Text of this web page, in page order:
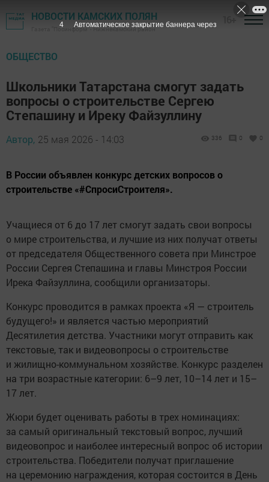
НОВОСТИ КАМСКИХ ПОЛЯН
Газета "Посинформ" - Нижнекамский район
ОБЩЕСТВО
Школьники Татарстана смогут задать
вопросы о строительстве Сергею
Степашину и Иреку Файзуллину
Автор, 25 мая 2026 - 14:03 336 0 0
В России объявлен конкурс детских вопросов о
строительстве «#СпросиСтроителя».
Учащиеся от 6 до 17 лет смогут задать свои вопросы
о мире строительства, и лучшие из них получат ответы
от председателя Общественного совета при Минстрое
России Сергея Степашина и главы Минстроя России
Ирека Файзуллина, сообщили организаторы.
Конкурс проводится в рамках проекта «Я — строитель
будущего!» и является частью мероприятий
Десятилетия детства. Участники могут отправить как
текстовые, так и видеовопросы о строительстве
и жилищно-коммунальном хозяйстве. Конкурс разделен
на три возрастные категории: 6–9 лет, 10–14 лет и 15–
17 лет.
Жюри будет оценивать работы в трех номинациях:
за самый оригинальный текстовый вопрос, лучший
видеовопрос и наиболее интересный вопрос об истории
строительства. Победители получат приглашение
на церемонию награждения, которая состоится в День
3 Автоматическое закрытие баннера через